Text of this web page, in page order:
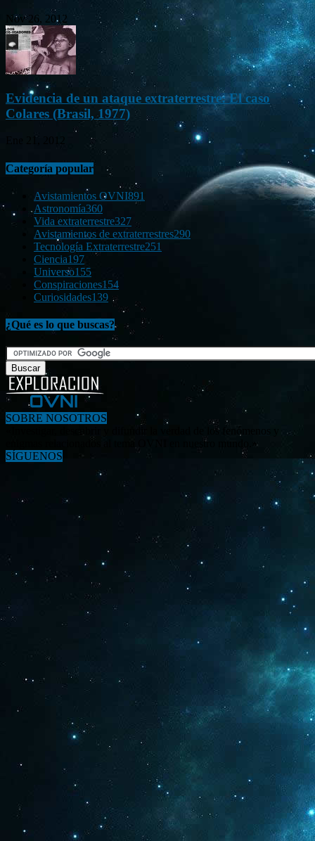
Nov 26, 2012
Evidencia de un ataque extraterrestre: El caso
Colares (Brasil, 1977)
Categoría popular
Avistamientos OVNI891
Astronomía360
Vida extraterrestre327
Avistamientos de extraterrestres290
Tecnología Extraterrestre251
Ciencia197
Universo155
Conspiraciones154
Curiosidades139
¿Qué es lo que buscas?
SOBRE NOSOTROS
«Investigar, descubrir y difundir la verdad de los fenómenos y
enigmas relacionados al tema OVNI en nuestro mundo.»
SÍGUENOS